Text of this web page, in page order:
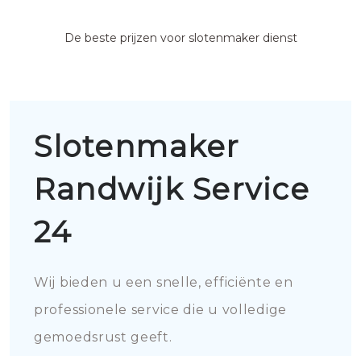
De beste prijzen voor slotenmaker dienst
Slotenmaker
Randwijk Service
24
Wij bieden u een snelle, efficiënte en
professionele service die u volledige
gemoedsrust geeft.